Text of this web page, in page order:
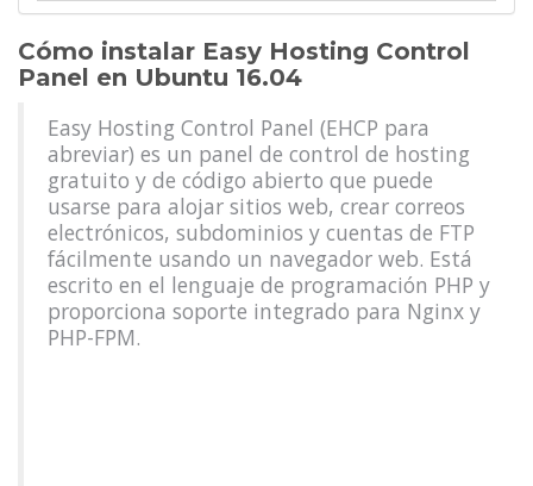
Cómo instalar Easy Hosting Control
Panel en Ubuntu 16.04
Easy Hosting Control Panel (EHCP para
abreviar) es un panel de control de hosting
gratuito y de código abierto que puede
usarse para alojar sitios web, crear correos
electrónicos, subdominios y cuentas de FTP
fácilmente usando un navegador web. Está
escrito en el lenguaje de programación PHP y
proporciona soporte integrado para Nginx y
PHP-FPM.